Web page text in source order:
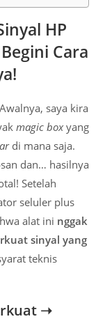
HP
Cara
saya kira
magic boxyang
di mana saja.
dan… hasilnya
Setelah
seluler plus
alat ini nggak
sinyal yang
teknis
➝